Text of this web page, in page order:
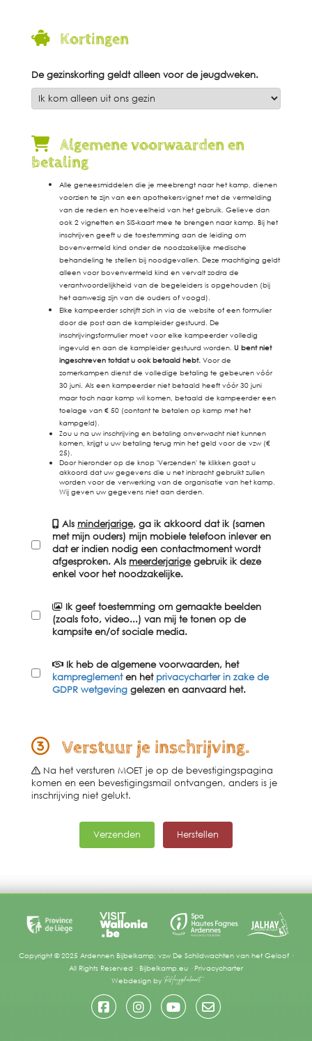
Kortingen
De gezinskorting geldt alleen voor dejeugdweken.
Algemene voorwaarden en
betaling
Alle geneesmiddelen die je meebrengt naar het kamp, dienen
voorzien te zijn van een apothekersvignet met de vermelding
van de reden en hoeveelheid van het gebruik. Gelieve dan
ook 2 vignetten en SIS-kaart mee te brengen naar kamp. Bij het
inschrijven geeft u de toestemming aan de leiding om
bovenvermeld kind onder de noodzakelijke medische
behandeling te stellen bij noodgevallen. Deze machtiging geldt
alleen voor bovenvermeld kind en vervalt zodra de
verantwoordelijkheid van de begeleiders is opgehouden (bij
het aanwezig zijn van de ouders of voogd).
Elke kampeerder schrijft zich in via de website of een formulier
door de post aan de kampleider gestuurd. De
inschrijvingsformulier moet voor elke kampeerder volledig
ingevuld en aan de kampleider gestuurd worden. U bent niet
ingeschreven totdat u ook betaald hebt. Voor de
zomerkampen dienst de volledige betaling te gebeuren vóór
30 juni. Als een kampeerder niet betaald heeft vóór 30 juni
maar toch naar kamp wil komen, betaald de kampeerder een
toelage van € 50 (contant te betalen op kamp met het
kampgeld).
Zou u na uw inschrijving en betaling onverwacht niet kunnen
komen, krijgt u uw betaling terug min het geld voor de vzw (€
25).
Door hieronder op de knop 'Verzenden' te klikken gaat u
akkoord dat uw gegevens die u net inbracht gebruikt zullen
worden voor de verwerking van de organisatie van het kamp.
Wij geven uw gegevens niet aan derden.
Als minderjarige, ga ik akkoord dat ik (samen
met mijn ouders) mijn mobiele telefoon inlever en
dat er indien nodig een contactmoment wordt
afgesproken. Als meerderjarigegebruik ik deze
enkel voor het noodzakelijke.
Ik geef toestemming om gemaakte beelden
(zoals foto, video...) van mij te tonen op de
kampsite en/of sociale media.
Ik heb de algemene voorwaarden, het
kampreglementen het privacycharter in zake de
GDPR wetgeving gelezen en aanvaard het.
Verstuur je inschrijving.
Na het versturen MOET je op de bevestigingspagina
komen en een bevestigingsmail ontvangen, anders is je
inschrijving niet gelukt.
Copyright © 2025 Ardennen Bijbelkamp; vzw De Schildwachten van het Geloof ·
All Rights Reserved · Bijbelkamp.eu · Privacycharter
Webdesign by RHuyghebaert